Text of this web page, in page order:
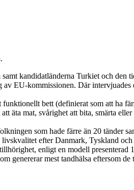
kandidatländerna Turkiet och
EU-kommissionen. Där
bett (definierat som att ha
äta mat, svårighet att bita, smärta
som hade färre än 20 tänder
efter Danmark, Tyskland
enligt en modell
genererar mest tandhälsa eftersom